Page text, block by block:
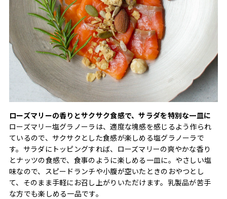
ローズマリーの香りとサクサク食感で、サラダを特別な一皿に
ローズマリー塩グラノーラは、適度な塊感を感じるよう作られ
ているので、サクサクとした食感が楽しめる塩グラノーラで
す。サラダにトッピングすれば、ローズマリーの爽やかな香り
とナッツの食感で、食事のように楽しめる一皿に。やさしい塩
味なので、スピードランチや小腹が空いたときのおやつとし
て、そのまま手軽にお召し上がりいただけます。乳製品が苦手
な方でも楽しめる一品です。